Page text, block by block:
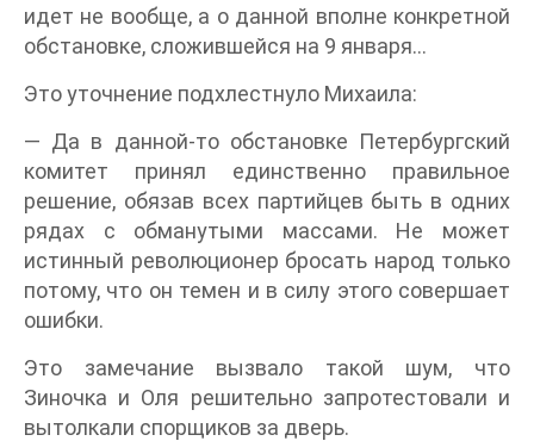
идет не вообще, а о данной вполне конкретной
обстановке, сложившейся на 9 января…
Это уточнение подхлестнуло Михаила:
— Да в данной-то обстановке Петербургский
комитет принял единственно правильное
решение, обязав всех партийцев быть в одних
рядах с обманутыми массами. Не может
истинный революционер бросать народ только
потому, что он темен и в силу этого совершает
ошибки.
Это замечание вызвало такой шум, что
Зиночка и Оля решительно запротестовали и
вытолкали спорщиков за дверь.